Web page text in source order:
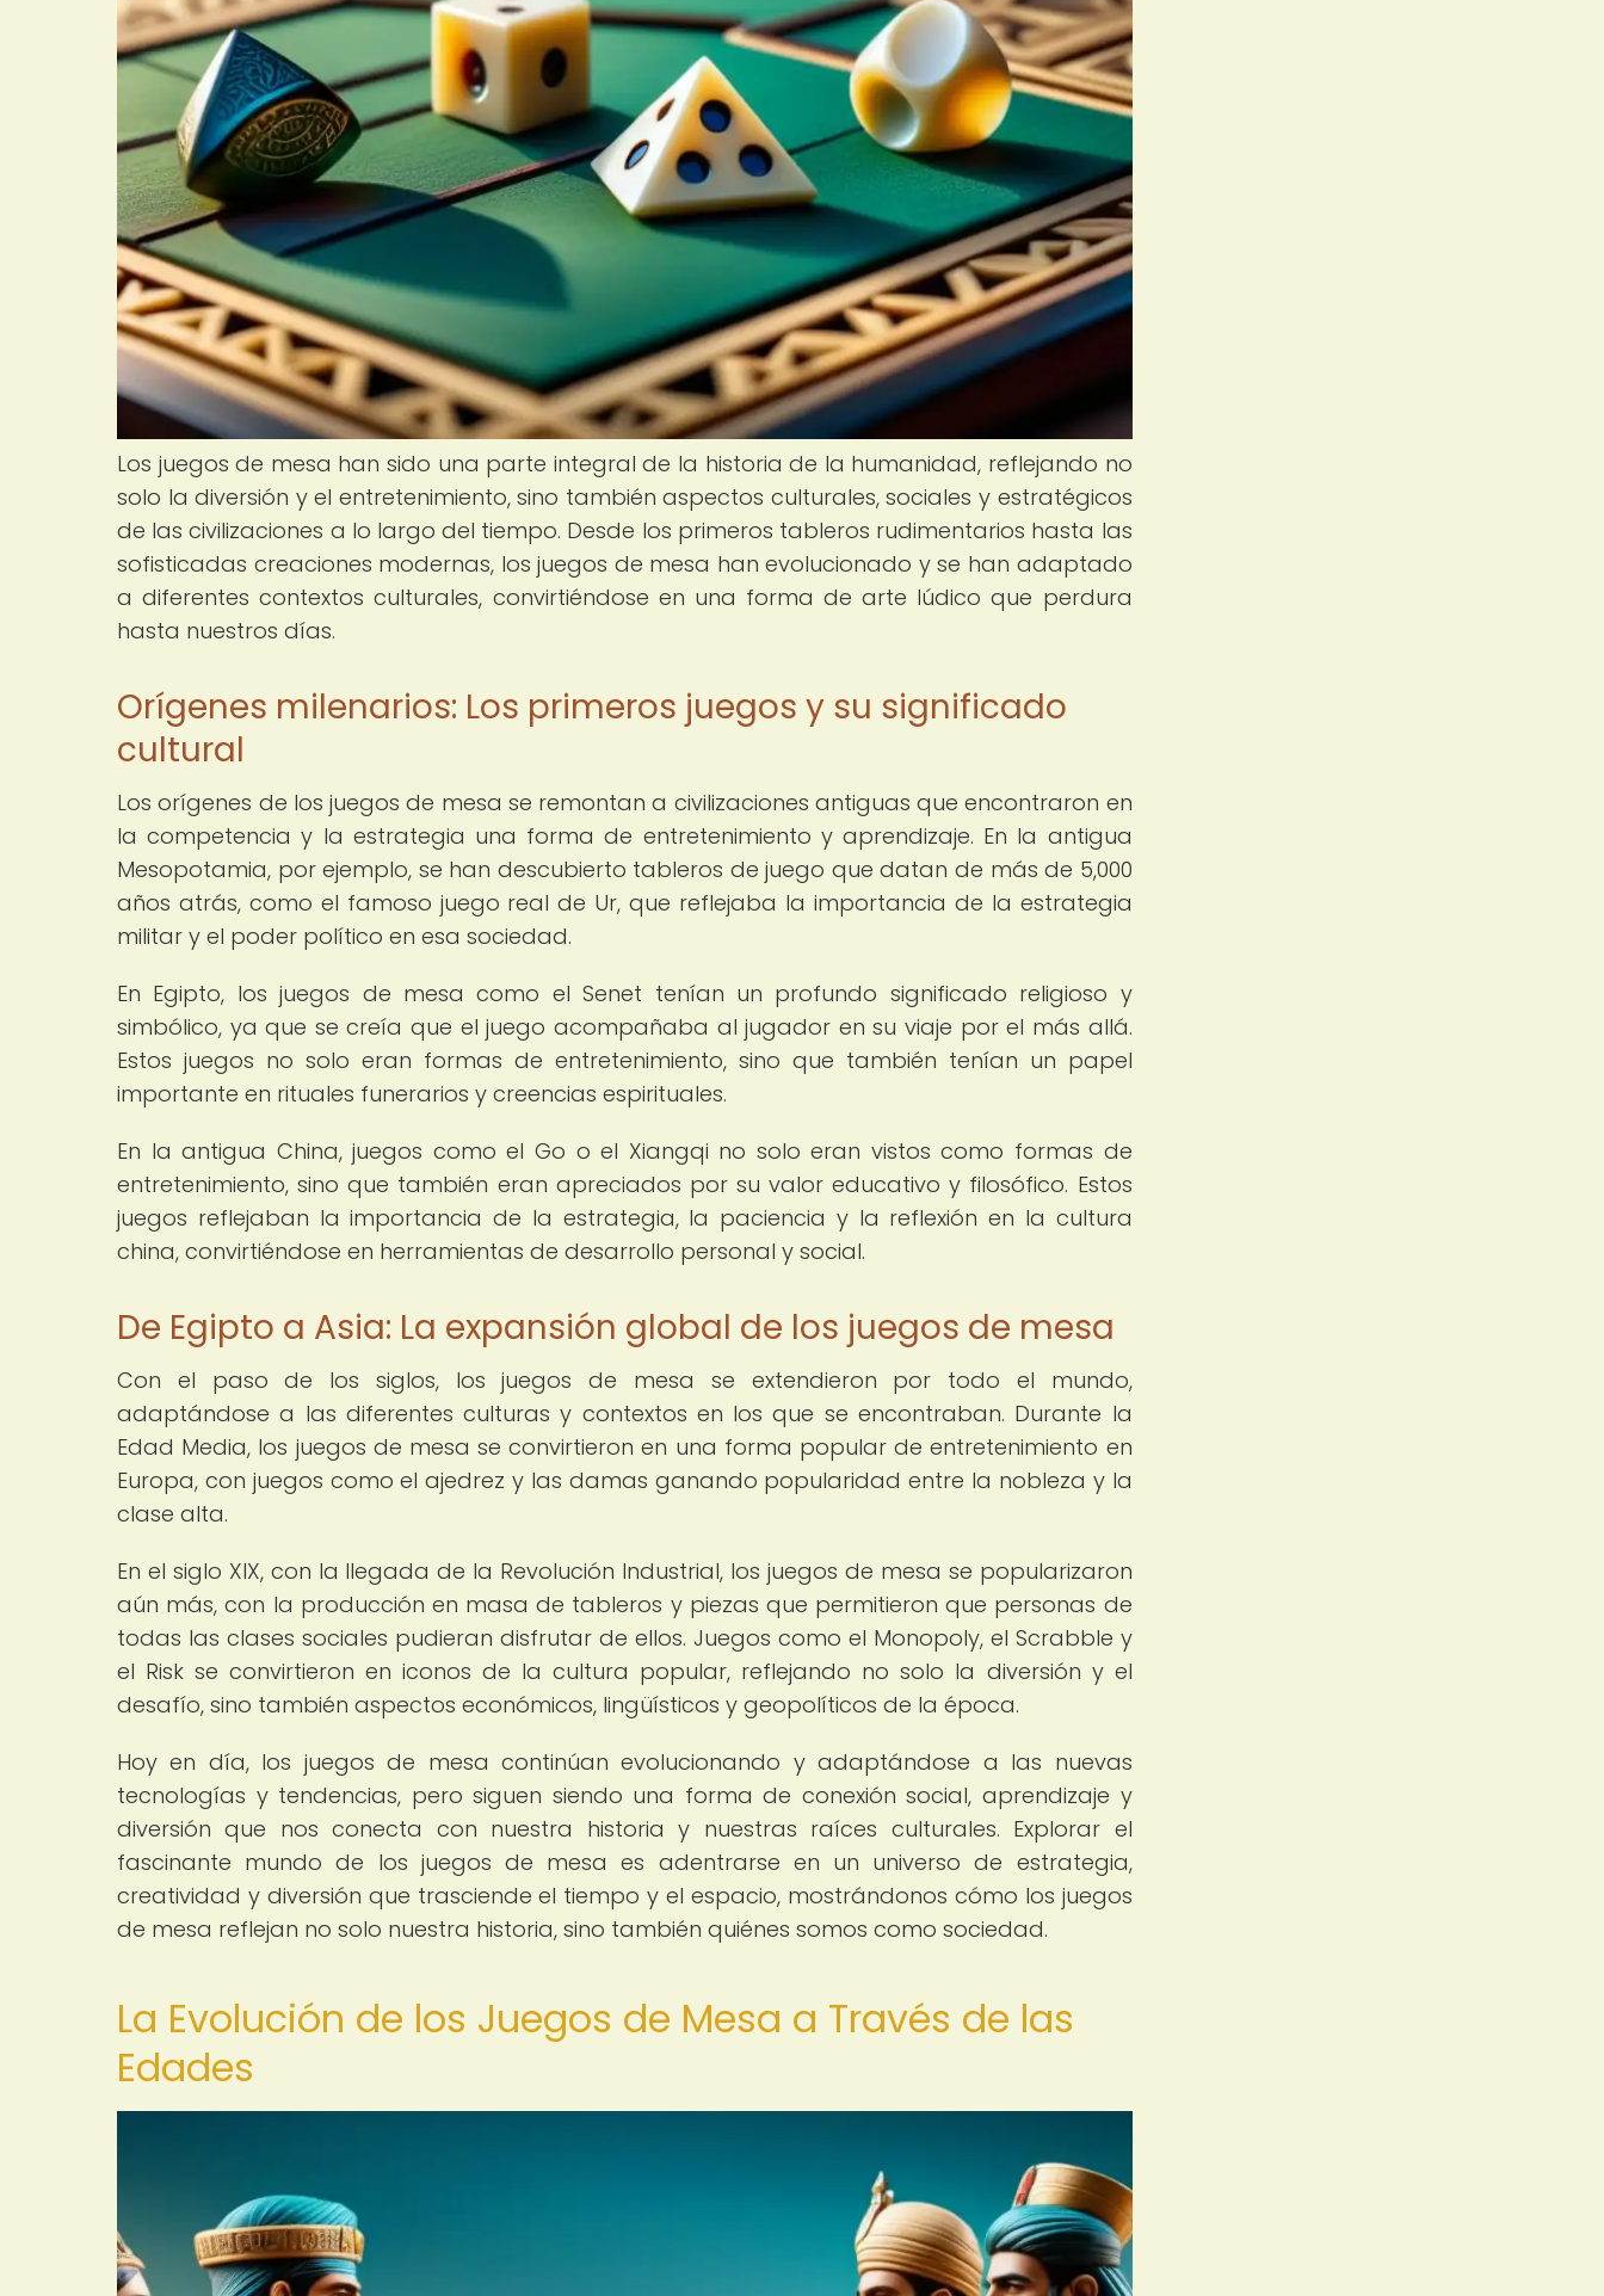
Los juegos de mesa han sido una parte integral de la historia de la humanidad, reflejando no
solo la diversión y el entretenimiento, sino también aspectos culturales, sociales y estratégicos
de las civilizaciones a lo largo del tiempo. Desde los primeros tableros rudimentarios hasta las
sofisticadas creaciones modernas, los juegos de mesa han evolucionado y se han adaptado
a diferentes contextos culturales, convirtiéndose en una forma de arte lúdico que perdura
hasta nuestros días.
Orígenes milenarios: Los primeros juegos y su significado
cultural
Los orígenes de los juegos de mesa se remontan a civilizaciones antiguas que encontraron en
la competencia y la estrategia una forma de entretenimiento y aprendizaje. En la antigua
Mesopotamia, por ejemplo, se han descubierto tableros de juego que datan de más de 5,000
años atrás, como el famoso juego real de Ur, que reflejaba la importancia de la estrategia
militar y el poder político en esa sociedad.
En Egipto, los juegos de mesa como el Senet tenían un profundo significado religioso y
simbólico, ya que se creía que el juego acompañaba al jugador en su viaje por el más allá.
Estos juegos no solo eran formas de entretenimiento, sino que también tenían un papel
importante en rituales funerarios y creencias espirituales.
En la antigua China, juegos como el Go o el Xiangqi no solo eran vistos como formas de
entretenimiento, sino que también eran apreciados por su valor educativo y filosófico. Estos
juegos reflejaban la importancia de la estrategia, la paciencia y la reflexión en la cultura
china, convirtiéndose en herramientas de desarrollo personal y social.
De Egipto a Asia: La expansión global de los juegos de mesa
Con el paso de los siglos, los juegos de mesa se extendieron por todo el mundo,
adaptándose a las diferentes culturas y contextos en los que se encontraban. Durante la
Edad Media, los juegos de mesa se convirtieron en una forma popular de entretenimiento en
Europa, con juegos como el ajedrez y las damas ganando popularidad entre la nobleza y la
clase alta.
En el siglo XIX, con la llegada de la Revolución Industrial, los juegos de mesa se popularizaron
aún más, con la producción en masa de tableros y piezas que permitieron que personas de
todas las clases sociales pudieran disfrutar de ellos. Juegos como el Monopoly, el Scrabble y
el Risk se convirtieron en iconos de la cultura popular, reflejando no solo la diversión y el
desafío, sino también aspectos económicos, lingüísticos y geopolíticos de la época.
Hoy en día, los juegos de mesa continúan evolucionando y adaptándose a las nuevas
tecnologías y tendencias, pero siguen siendo una forma de conexión social, aprendizaje y
diversión que nos conecta con nuestra historia y nuestras raíces culturales. Explorar el
fascinante mundo de los juegos de mesa es adentrarse en un universo de estrategia,
creatividad y diversión que trasciende el tiempo y el espacio, mostrándonos cómo los juegos
de mesa reflejan no solo nuestra historia, sino también quiénes somos como sociedad.
La Evolución de los Juegos de Mesa a Través de las
Edades